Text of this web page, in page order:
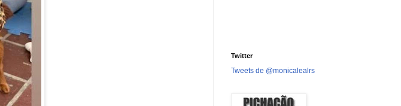
Twitter
Tweets de @monicalealrs